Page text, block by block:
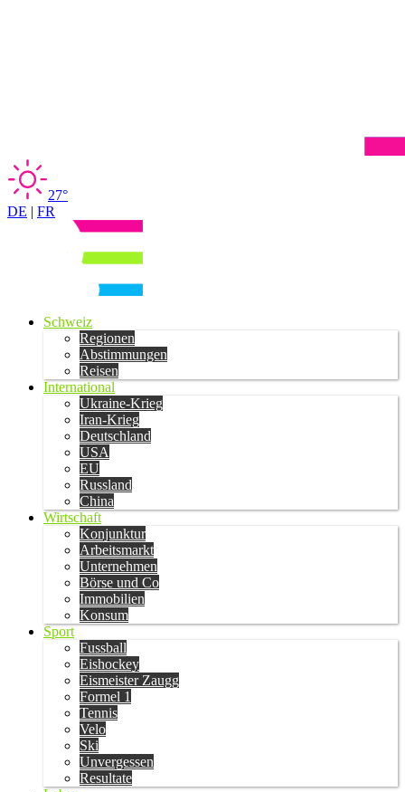
27°
DE | FR
Schweiz
Regionen
Abstimmungen
Reisen
International
Ukraine-Krieg
Iran-Krieg
Deutschland
USA
EU
Russland
China
Wirtschaft
Konjunktur
Arbeitsmarkt
Unternehmen
Börse und Co
Immobilien
Konsum
Sport
Fussball
Eishockey
Eismeister Zaugg
Formel 1
Tennis
Velo
Ski
Unvergessen
Resultate